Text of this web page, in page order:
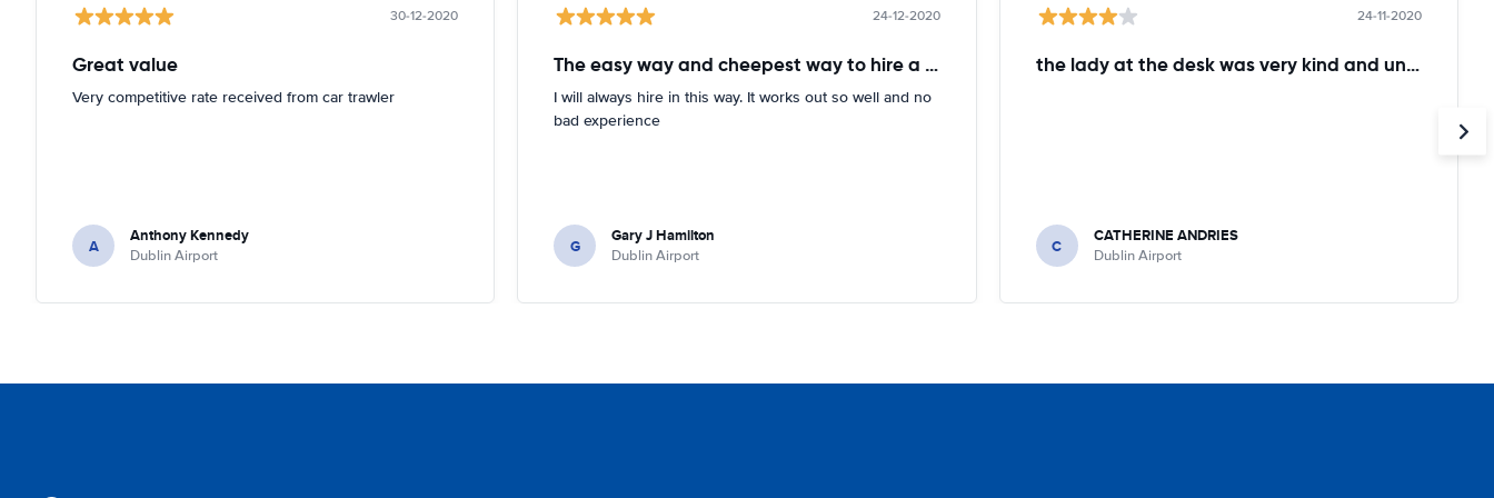
30-12-2020
Great value
Very competitive rate received from car trawler
A Anthony Kennedy
Dublin Airport
24-12-2020
The easy way and cheepest way to hire a car
I will always hire in this way. It works out so well and no
bad experience
G Gary J Hamilton
Dublin Airport
24-11-2020
the lady at the desk was very kind and understanding!
C CATHERINE ANDRIES
Dublin Airport